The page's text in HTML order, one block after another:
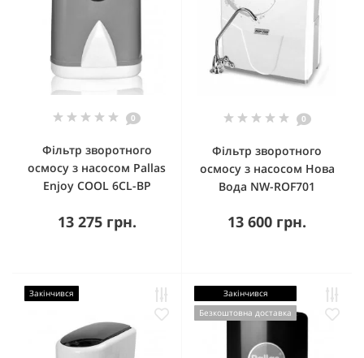
0
Фільтр зворотного
осмосу з насосом Pallas
Enjoy COOL 6CL-BP
13 275 грн.
0
Фільтр зворотного
осмосу з насосом Нова
Вода NW-ROF701
13 600 грн.
Закінчився
Закінчився
Безкоштовна доставка